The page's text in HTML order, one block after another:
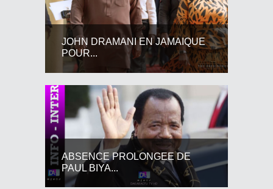
JOHN DRAMANI EN JAMAIQUE
POUR...
ABSENCE PROLONGEE DE
PAUL BIYA...